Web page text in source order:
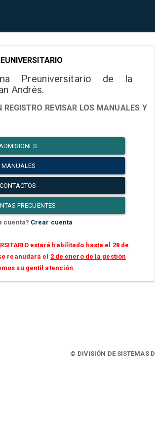
Preuniversitario de la
Andrés.
REVISAR LOS MANUALES Y
CONTACTOS
FRECUENTES
cuenta? Crear cuenta
estará habilitado hasta el 28 de
reanudará el 2 de enero de la gestión
su gentil atención.
© DIVISIÓN DE SISTEMAS